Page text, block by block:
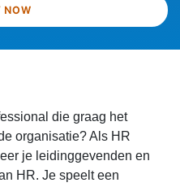
NOW
die graag het
organisatie? Als HR
je leidinggevenden en
HR. Je speelt een